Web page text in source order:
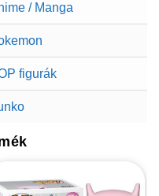
/ Manga
figurák